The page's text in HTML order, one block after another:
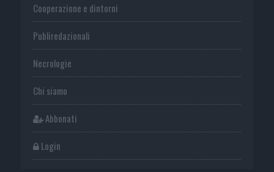
Cooperazione e dintorni
Publiredazionali
Necrologie
Chi siamo
Abbonati
Login